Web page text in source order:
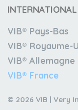
INTERNATIONAL
VIB® Pays-Bas
VIB® Royaume-
VIB® Allemagne
VIB® France
© 2026 VIB | Very